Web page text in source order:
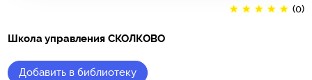
★ ★ ★ ★ ★ (0)
Школа управления СКОЛКОВО
Добавить в библиотеку